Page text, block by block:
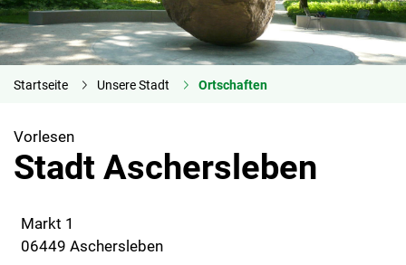
Startseite Unsere Stadt Ortschaften
Vorlesen
Stadt Aschersleben
Markt 1
06449 Aschersleben